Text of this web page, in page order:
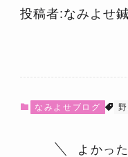
投稿者:なみよせ
なみよせブログ
よかっ